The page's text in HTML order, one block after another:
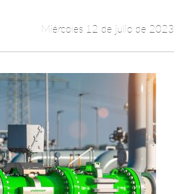
Miércoles 12 de julio de 2023